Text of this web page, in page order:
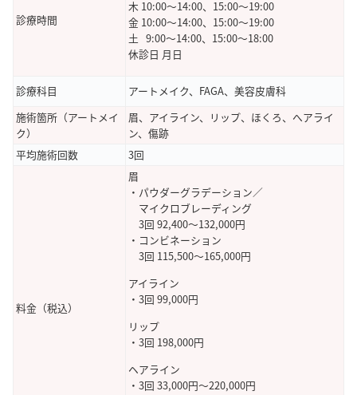
診療時間
木 10:00～14:00、15:00～19:00
金 10:00～14:00、15:00～19:00
土 9:00～14:00、15:00～18:00
休診日 月日
診療科目
アートメイク、FAGA、美容皮膚科
施術箇所（アートメイ
ク）
眉、アイライン、リップ、ほくろ、へアライ
ン、傷跡
平均施術回数
3回
料金（税込）
眉
・パウダーグラデーション／
マイクロブレーディング
3回 92,400～132,000円
・コンビネーション
3回 115,500～165,000円
アイライン
・3回 99,000円
リップ
・3回 198,000円
ヘアライン
・3回 33,000円～220,000円